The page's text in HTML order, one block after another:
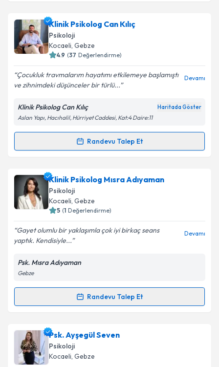
Klinik Psikolog Ali Ruhan Çelikiçin randevu takvimi
talebi oluşturun. Size bu uzmandan randevu almanız
için bir takvim hazırlandığında e-posta ile
bilgilendireceğiz.
E-posta Adresiniz
Kişisel verilerimin işlenmesine ilişkin
Metni'ni okudum ve kişisel verilerimin belirtilen
kapsamda işlenmesini kabul ediyorum.
Klinik Psikolog Can Kılıç
Psikoloji
Kocaeli, Gebze
4.9 (37 Değerlendirme)
Çocukluk travmalarım hayatımı etkilemeye başlamıştı
ve zihnimdeki düşünceler bir türlü...
Devamı
Klinik Psikolog Can Kılıç Haritada Göster
Aslan Yapı, Hacıhalil, Hürriyet Caddesi, Kat:4 Daire:11
Randevu Talep Et
Randevu Takvimi Talebi
Klinik Psikolog Can Kılıçiçin randevu takvimi talebi
oluşturun. Size bu uzmandan randevu almanız için bir
takvim hazırlandığında e-posta ile bilgilendireceğiz.
Kişisel verilerimin işlenmesine ilişkin
kapsamda işlenmesini kabul ediyorum.
Klinik Psikolog Mısra Adıyaman
Psikoloji
Kocaeli, Gebze
5 (1 Değerlendirme)
Gayet olumlu bir yaklaşımla çok iyi birkaç seans
yaptık. Kendisiyle...
Devamı
Psk. Mısra Adıyaman
Gebze
Randevu Talep Et
Randevu Takvimi Talebi
Klinik Psikolog Mısra Adıyaman
takvimi talebi oluşturun. Size bu uzmandan randevu
almanız için bir takvim hazırlandığında e-posta ile
bilgilendireceğiz.
Psk. Ayşegül Seven
Psikoloji
Kocaeli, Gebze